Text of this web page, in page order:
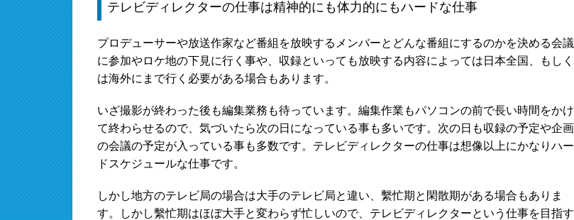
テレビディレクターの仕事は精神的にも体力的にもハードな仕事
プロデューサーや放送作家など番組を放映するメンバーとどんな番組にするのかを決める会議
に参加やロケ地の下見に行く事や、収録といっても放映する内容によっては日本全国、もしく
は海外にまで行く必要がある場合もあります。
いざ撮影が終わった後も編集業務も待っています。編集作業もパソコンの前で長い時間をかけ
て終わらせるので、気づいたら次の日になっている事も多いです。次の日も収録の予定や企画
の会議の予定が入っている事も多数です。テレビディレクターの仕事は想像以上にかなりハー
ドスケジュールな仕事です。
しかし地方のテレビ局の場合は大手のテレビ局と違い、繫忙期と閑散期がある場合もありま
す。しかし繫忙期はほぼ大手と変わらず忙しいので、テレビディレクターという仕事を目指す